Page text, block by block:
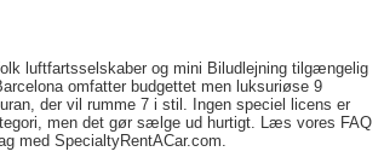
luftfartsselskaber og mini Biludlejning tilgængelig
omfatter budgettet men luksuriøse 9
der vil rumme 7 i stil. Ingen speciel licens er
men det gør sælge ud hurtigt. Læs vores FAQ
med SpecialtyRentACar.com.